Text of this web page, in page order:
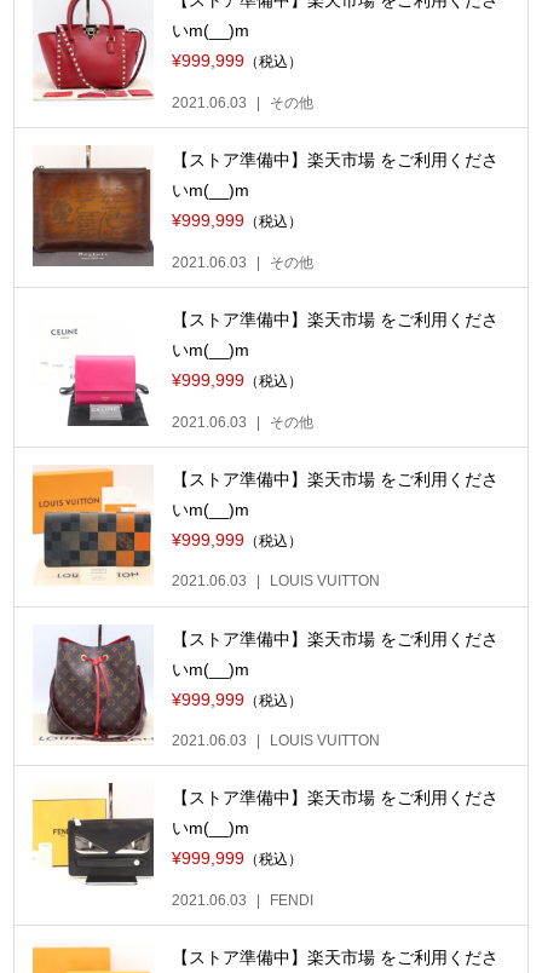
いm(__)m
¥999,999 （税込）
2021.06.03 その他
【ストア準備中】楽天市場 をご利用くださ
いm(__)m
¥999,999 （税込）
2021.06.03 その他
【ストア準備中】楽天市場 をご利用くださ
いm(__)m
¥999,999 （税込）
2021.06.03 その他
【ストア準備中】楽天市場 をご利用くださ
いm(__)m
¥999,999 （税込）
2021.06.03 LOUIS VUITTON
【ストア準備中】楽天市場 をご利用くださ
いm(__)m
¥999,999 （税込）
2021.06.03 LOUIS VUITTON
【ストア準備中】楽天市場 をご利用くださ
いm(__)m
¥999,999 （税込）
2021.06.03 FENDI
【ストア準備中】楽天市場 をご利用くださ